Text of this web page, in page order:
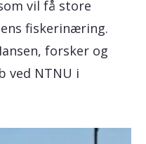
vil få store
fiskerinæring.
forsker og
ved NTNU i